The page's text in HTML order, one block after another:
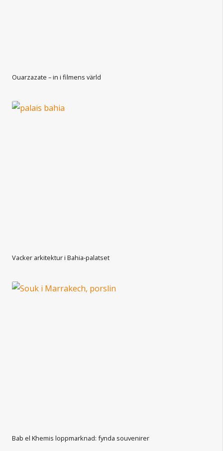
Ouarzazate – in i filmens värld
Vacker arkitektur i Bahia-palatset
Bab el Khemis loppmarknad: fynda souvenirer